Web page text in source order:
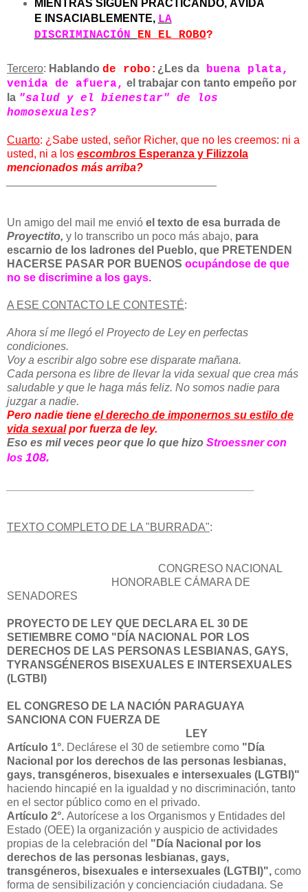
MIENTRAS SIGUEN PRACTICANDO, ÁVIDA
E INSACIABLEMENTE, LA
DISCRIMINACIÓN EN EL ROBO?
Tercero: Hablando de robo: ¿Les da
buena plata,
venida de afuera, el trabajar con tanto empeño por
la "salud y el bienestar" de los
homosexuales?
Cuarto: ¿Sabe usted, señor Richer, que no les creemos: ni a
usted, ni a los escombros Esperanza y Filizzola
mencionados más arriba?
Un amigo del mail me envió el texto de esa burrada de
Proyectito, y lo transcribo un poco más abajo, para
escarnio de los ladrones del Pueblo, que PRETENDEN
HACERSE PASAR POR BUENOS ocupándose de que
no se discrimine a los gays.
A ESE CONTACTO LE CONTESTÉ:
Ahora sí me llegó el Proyecto de Ley en perfectas
condiciones.
Voy a escribir algo sobre ese disparate mañana.
Cada persona es libre de llevar la vida sexual que crea más
saludable y que le haga más feliz. No somos nadie para
juzgar a nadie.
Pero nadie tiene el derecho de imponernos su estilo de
vida sexualpor fuerza de ley.
Eso es mil veces peor que lo que hizo Stroessner con
los 108.
TEXTO COMPLETO DE LA "BURRADA":
CONGRESO NACIONAL
HONORABLE CÁMARA DE
SENADORES
PROYECTO DE LEY QUE DECLARA EL 30 DE
SETIEMBRE COMO "DÍA NACIONAL POR LOS
DERECHOS DE LAS PERSONAS LESBIANAS, GAYS,
TYRANSGÉNEROS BISEXUALES E INTERSEXUALES
(LGTBI)
EL CONGRESO DE LA NACIÓN PARAGUAYA
SANCIONA CON FUERZA DE
LEY
Artículo 1°. Declárese el 30 de setiembre como "Día
Nacional por los derechos de las personas lesbianas,
gays, transgéneros, bisexuales e intersexuales (LGTBI)"
haciendo hincapié en la igualdad y no discriminación, tanto
en el sector público como en el privado.
Artículo 2°. Autorícese a los Organismos y Entidades del
Estado (OEE) la organización y auspicio de actividades
propias de la celebración del "Día Nacional por los
derechos de las personas lesbianas, gays,
transgéneros, bisexuales e intersexuales (LGTBI)", como
forma de sensibilización y concienciación ciudadana. Se